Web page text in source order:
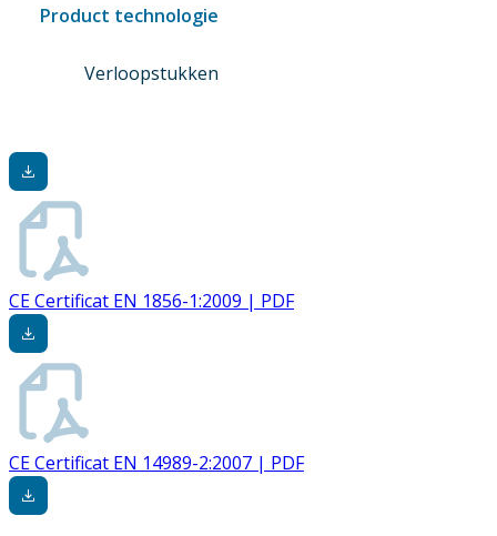
Product technologie
Verloopstukken
CE Certificat EN 1856-1:2009 | PDF
CE Certificat EN 14989-2:2007 | PDF